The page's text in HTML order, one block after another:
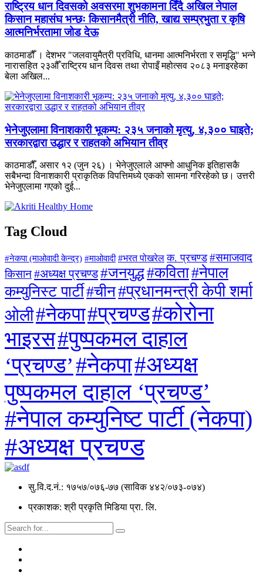
राष्ट्रिय धान दिवसको अवसरमा शुभकामना दिँदै अखिल नेपाल
किसान महासंघ भन्छः किसानमैत्री नीति, खाद्य सम्प्रभुता र कृषि
आत्मनिर्भरतामा जोड देऊ
काठमाडौँ । देशभर "जलवायुमैत्री प्रविधि, धानमा आत्मनिर्भरता र समृद्धि" भन्ने
नारासहित २३औँ राष्ट्रिय धान दिवस तथा रोपाइँ महोत्सव २०८३ मनाइरहेका
बेला अखिल...
भेनेजुएलामा विनाशकारी भूकम्प: २३५ जनाको मृत्यु, ४,३०० घाइते;
सरकारद्वारा उद्धार र राहतको अभियान तीव्र
काठमाडौँ, असार १२ (जुन २६) । भेनेजुएलाले आफ्नो आधुनिक इतिहासकै
सबैभन्दा विनाशकारी प्राकृतिक विपत्तिमध्ये एकको सामना गरिरहेको छ। उत्तरी
भेनेजुएलामा गएको दुई...
Tag Cloud
#नेकपा (माओवादी केन्द्र) #माओवादी #भरत पोखरेल क. प्रचण्ड #समाजवाद
किसान#अध्यक्ष प्रचण्ड#जनयुद्ध#कविता#नेपाल
कम्युनिस्ट पार्टी#चीन#प्रधानमन्त्री केपी शर्मा
ओली#नेकपा#प्रचण्ड#कोरोना
भाइरस#पुष्पकमल दाहाल
‘प्रचण्ड’#नेकपा#अध्यक्ष
पुष्पकमल दाहाल ‘प्रचण्ड’
#नेपाल कम्युनिष्ट पार्टी (नेकपा)
#अध्यक्ष प्रचण्ड
सु.वि.द.नं.: १७५७/०७६-७७ (साविक ४४२/०७३-०७४)
प्रकाशक: श्री प्रकृति मिडिया प्रा. लि.